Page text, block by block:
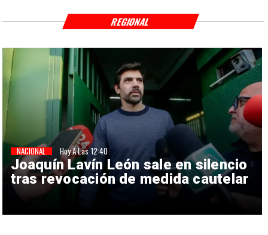
Joaquín Lavín León sale en silencio
tras revocación de medida cautelar
NACIONAL Hoy A Las 12:40
REGIONAL